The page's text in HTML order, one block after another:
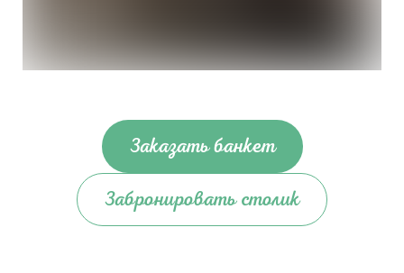
Заказать банкет
Забронировать столик